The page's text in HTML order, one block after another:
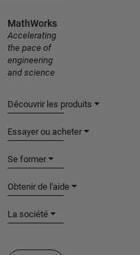
MathWorks
Accelerating
the pace of
engineering
and science
Découvrir les produits
Essayer ou acheter
Se former
Obtenir de l'aide
La société